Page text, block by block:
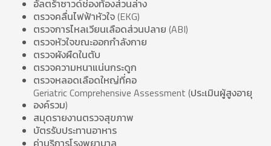
อัลตร้าซาวด์ช่องท้องส่วนล่าง
ตรวจคลื่นไฟฟ้าหัวใจ (EKG)
ตรวจการไหลเวียนเลือดส่วนปลาย (ABI)
ตรวจหัวใจขณะออกกำลังกาย
ตรวจผังผืดในตับ
ตรวจความหนาแน่นกระดูก
ตรวจหลอดเลือดใหญ่ที่คอ
Geriatric Comprehensive Assessment (ประเมินผู้สูงอายุ
องค์รวม)
สมุดรายงานตรวจสุขภาพ
บัตรรับประทานอาหาร